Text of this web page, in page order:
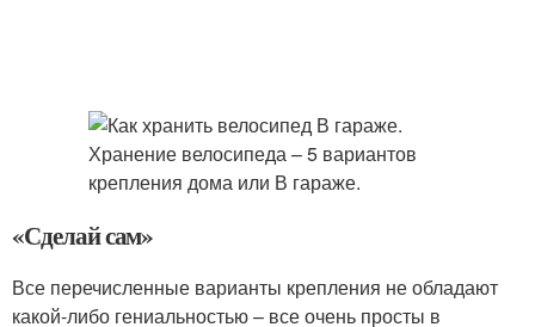
«Сделай сам»
Все перечисленные варианты крепления не обладают
какой-либо гениальностью – все очень просты в